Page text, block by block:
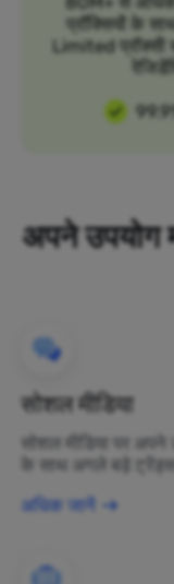
प्रॉक्सियों के
Limited प्रॉक्सी
अपने उपयोग
सोशल मीडिया
सोशल मीडिया पर अपने
के साथ अगले बड़े ट्रेंड्स
अधिक जानें